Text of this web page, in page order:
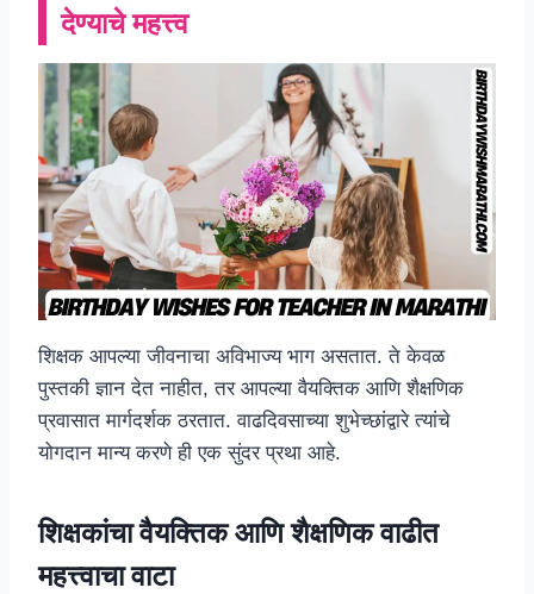
देण्याचे महत्त्व
शिक्षक आपल्या जीवनाचा अविभाज्य भाग असतात. ते केवळ
पुस्तकी ज्ञान देत नाहीत, तर आपल्या वैयक्तिक आणि शैक्षणिक
प्रवासात मार्गदर्शक ठरतात. वाढदिवसाच्या शुभेच्छांद्वारे त्यांचे
योगदान मान्य करणे ही एक सुंदर प्रथा आहे.
शिक्षकांचा वैयक्तिक आणि शैक्षणिक वाढीत
महत्त्वाचा वाटा